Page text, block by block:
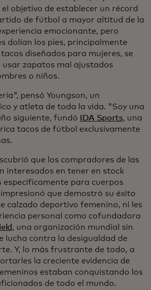
objetivo de establecer un récord
de fútbol a mayor altitud de la
emocionante, pero
dolían los pies, principalmente
diseñados para mujeres, se
usar zapatos mal ajustados
o niños.
pensó Youngson, un
y atleta de toda la vida. "Soy una
siguiente, fundó
IDA Sports, una
tacos de fútbol exclusivamente
que los compradores de las
interesados en tener en stock
específicamente para cuerpos
que demostró su éxito
calzado deportivo femenino, ni les
personal como cofundadora
, una organización mundial sin
lucha contra la desigualdad de
Y, lo más frustrante de todo, a
la creciente evidencia de
estaban conquistando los
de todo el mundo.